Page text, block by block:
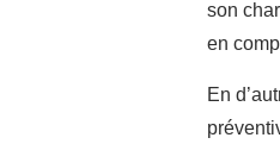
son
en
En